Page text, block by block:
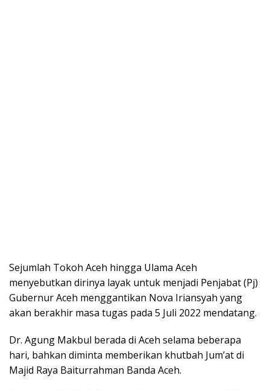
Sejumlah Tokoh Aceh hingga Ulama Aceh
menyebutkan dirinya layak untuk menjadi Penjabat (Pj)
Gubernur Aceh menggantikan Nova Iriansyah yang
akan berakhir masa tugas pada 5 Juli 2022 mendatang.
Dr. Agung Makbul berada di Aceh selama beberapa
hari, bahkan diminta memberikan khutbah Jum’at di
Majid Raya Baiturrahman Banda Aceh.